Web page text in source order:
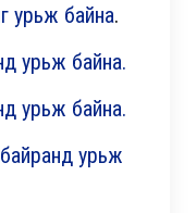
урьж байна.
урьж байна.
урьж байна.
урьж